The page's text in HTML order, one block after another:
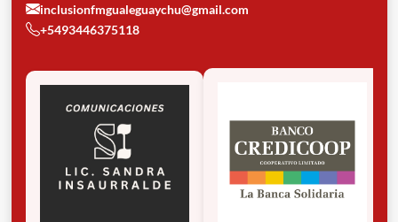
inclusionfmgualeguaychu@gmail.com
+5493446375118